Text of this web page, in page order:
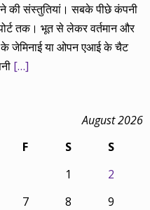
की संस्तुतियां। सबके पीछे कंपनी
तक। भूत से लेकर वर्तमान और
के जेमिनाई या ओपन एआई के चैट
[…]
August 2026
F S
S
1
2
7 8
9